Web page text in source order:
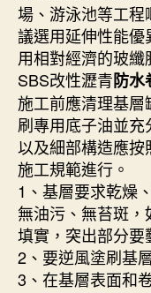
場、游泳池等工
議選用延伸性能
用相對經濟的玻纖
SBS改性瀝青防水
施工前應清理基
刷專用底子油並
以及細部構造應
施工規範進行。
1、基層要求乾燥
無油污、無苔斑
填實，突出部分要
2、要逆風塗刷基
3、在基層表面和